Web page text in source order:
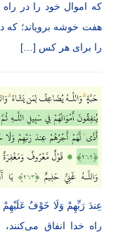
که اموال خود را در راه
هفت خوشه برویاند؛ که
را برای هر کس […]
عِندَ رَبِّهِمْ وَلَا خَوْفٌ
راه خدا انفاق